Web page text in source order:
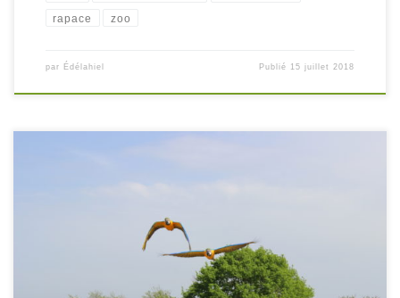
rapace zoo
par Édélahiel Publié 15 juillet 2018